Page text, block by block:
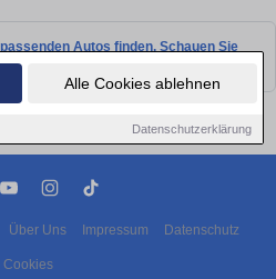
Alle Cookies ablehnen
Datenschutzerklärung
Autos finden. Schauen Sie
Über Uns Impressum Datenschutz
Cookies